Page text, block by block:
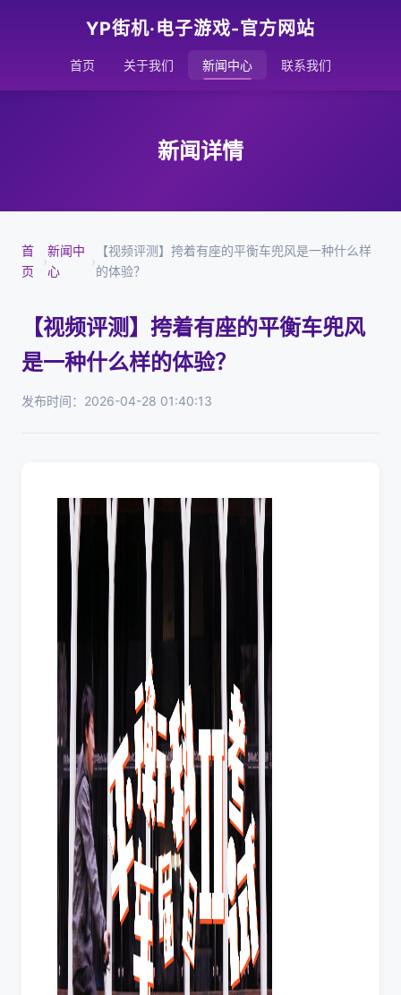
YP街机·电子游戏-官方网站
首页 关于我们 新闻中心 联系我们
新闻详情
首
页
›
新闻中
心
›
【视频评测】挎着有座的平衡车兜风是一种什么样
的体验？
【视频评测】挎着有座的平衡车兜风
是一种什么样的体验？
发布时间：2026-04-28 01:40:13